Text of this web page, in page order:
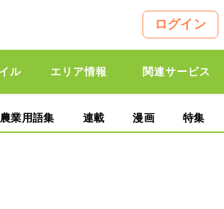
ログイン
ル エリア情報 関連サービス
農業用語集 連載 漫画 特集